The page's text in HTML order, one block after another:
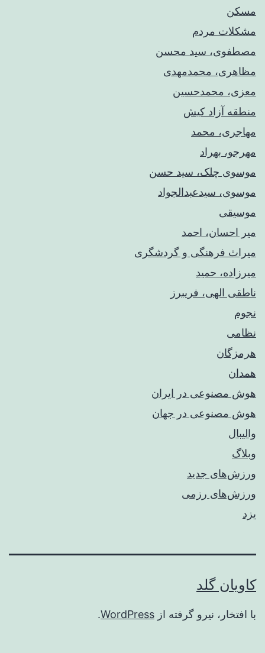
مسکن
مشکلات مردم
مصطفوی، سید محسن
مظاهری، محمدمهدی
معزی، محمدحسین
منطقه آزاد کیش
مهاجری، محمد
مهرجو، بهراد
موسوی چلک، سید حسن
موسوی، سیدعبدالجواد
موسیقی
میر احسان، احمد
میراث فرهنگی و گردشگری
میرزاده، حمید
ناطقی الهی، فریبرز
نجوم
نظامی
هرمزگان
همدان
هوش مصنوعی در ایران
هوش مصنوعی در جهان
والیبال
وبلاگ
ورزش‌های جدید
ورزش‌های رزمی
یزد
کاویان گلد
با افتخار، نیرو گرفته از WordPress
.